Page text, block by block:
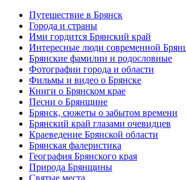
Путешествие в Брянск
Города и страны
Ими гордится Брянский край
Интересные люди современной
Брянские фамилии и родословные
Фотографии города и области
Фильмы и видео о Брянске
Книги о Брянском крае
Песни о Брянщине
Брянск, сюжеты о забытом времени
Брянский край глазами очевидцев
Краеведение Брянской области
Брянская фалеристика
География Брянского края
Природа Брянщины
Святые места